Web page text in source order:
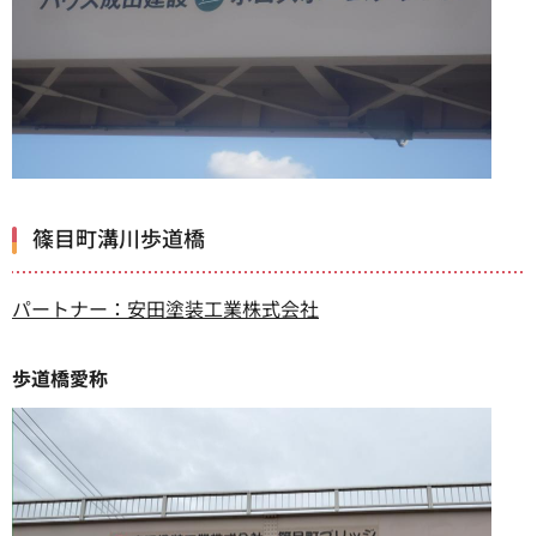
篠目町溝川歩道橋
パートナー：安田塗装工業株式会社
歩道橋愛称